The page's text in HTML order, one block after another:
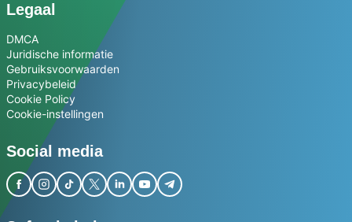
Legaal
DMCA
Juridische informatie
Gebruiksvoorwaarden
Privacybeleid
Cookie Policy
Cookie-instellingen
Social media